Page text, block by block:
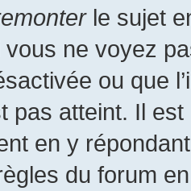
le sujet
ne voyez
ou que
pas atteint. Il
en y
du forum